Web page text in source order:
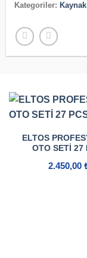
Kategoriler:
ELTOS
OTO SETI 27
2.450,00